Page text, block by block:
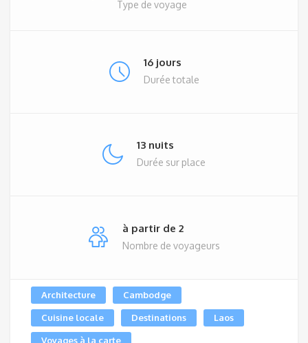
Type de voyage
16 jours
Durée totale
13 nuits
Durée sur place
à partir de 2
Nombre de voyageurs
Architecture Cambodge
Cuisine locale Destinations Laos
Voyages à la carte